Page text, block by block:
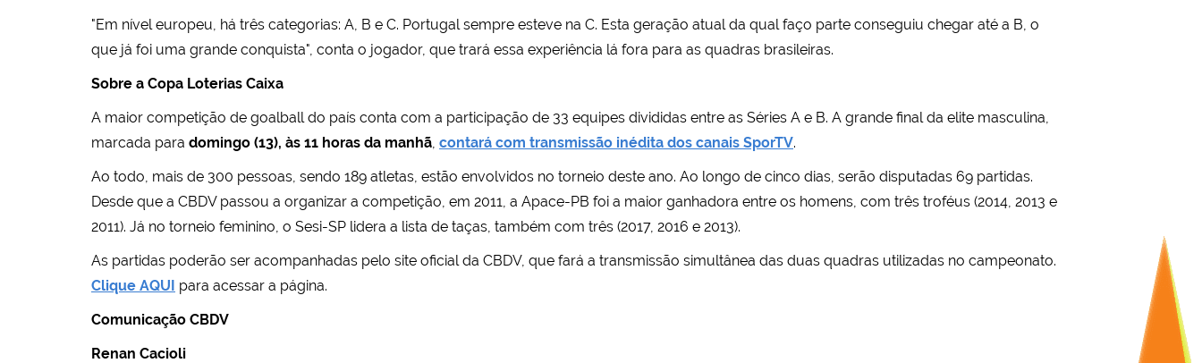
"Em nível europeu, há três categorias: A, B e C. Portugal sempre esteve na C. Esta geração atual da qual faço parte conseguiu chegar até a B, o
que já foi uma grande conquista", conta o jogador, que trará essa experiência lá fora para as quadras brasileiras.
Sobre a Copa Loterias Caixa
A maior competição de goalball do país conta com a participação de 33 equipes divididas entre as Séries A e B. A grande final da elite masculina,
marcada para domingo (13), às 11 horas da manhã, contará com transmissão inédita dos canais SporTV.
Ao todo, mais de 300 pessoas, sendo 189 atletas, estão envolvidos no torneio deste ano. Ao longo de cinco dias, serão disputadas 69 partidas.
Desde que a CBDV passou a organizar a competição, em 2011, a Apace-PB foi a maior ganhadora entre os homens, com três troféus (2014, 2013 e
2011). Já no torneio feminino, o Sesi-SP lidera a lista de taças, também com três (2017, 2016 e 2013).
As partidas poderão ser acompanhadas pelo site oficial da CBDV, que fará a transmissão simultânea das duas quadras utilizadas no campeonato.
Clique AQUI para acessar a página.
Comunicação CBDV
Renan Cacioli